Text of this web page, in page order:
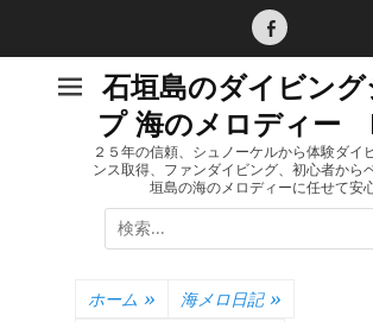
Facebook
石垣島のダイビング
プ 海のメロディー
２５年の信頼、シュノーケルから体験ダイ
ンス取得、ファンダイビング、初心者から
垣島の海のメロディーに任せて安
検
索:
ホーム » 海メロ日記 »